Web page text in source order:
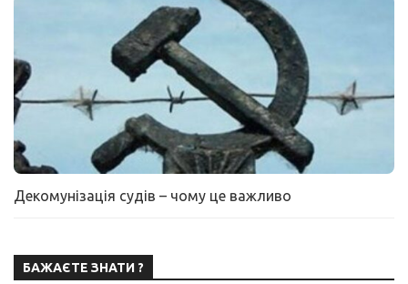
Декомунізація судів – чому це важливо
БАЖАЄТЕ ЗНАТИ ?